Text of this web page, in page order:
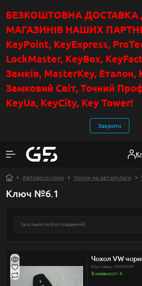
БЕЗКОШТОВНА ДОСТАВКА
МАГАЗИНІВ НАШИХ
KeyPoint, KeyExpress,
LockMaster, KeyBox,
Замків, MasterKey,
Замковий Світ, Точний
KeyUa, KeyCity, Key Tower!
Закрити
Автоаксесуари Чохли на автопульти
Ключ №6.1
Чохол VW
Код товару: 00008269
В наявності: 4